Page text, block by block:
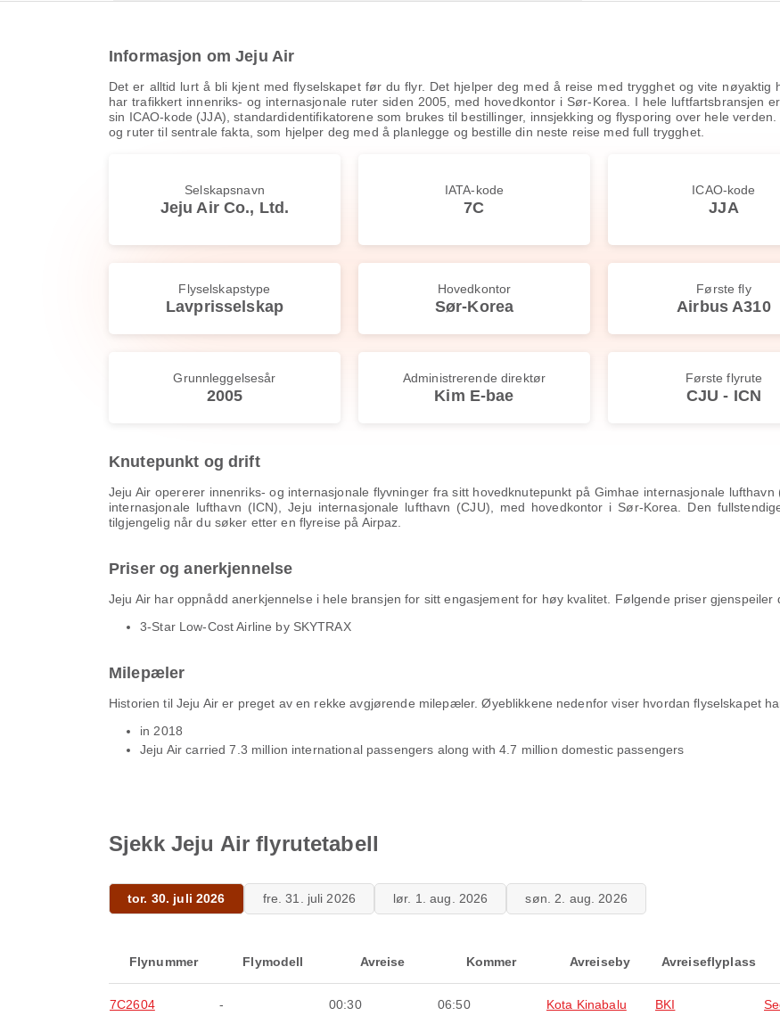
Informasjon om Jeju Air
Det er alltid lurt å bli kjent med flyselskapet før du flyr. Det hjelper deg med å reise med trygghet og vite nøyaktig
har trafikkert innenriks- og internasjonale ruter siden 2005, med hovedkontor i Sør-Korea. I hele luftfartsbransjen
sin ICAO-kode (JJA), standardidentifikatorene som brukes til bestillinger, innsjekking og flysporing over hele
og ruter til sentrale fakta, som hjelper deg med å planlegge og bestille din neste reise med full trygghet.
Selskapsnavn
Jeju Air Co., Ltd.
IATA-kode
7C
ICAO-kode
JJA
Flyselskapstype
Lavprisselskap
Hovedkontor
Sør-Korea
Første fly
Airbus A310
Grunnleggelsesår
2005
Administrerende direktør
Kim E-bae
Første flyrute
CJU - ICN
Knutepunkt og drift
Jeju Air opererer innenriks- og internasjonale flyvninger fra sitt hovedknutepunkt på Gimhae internasjonale
internasjonale lufthavn (ICN), Jeju internasjonale lufthavn (CJU), med hovedkontor i Sør-Korea. Den
tilgjengelig når du søker etter en flyreise på Airpaz.
Priser og anerkjennelse
Jeju Air har oppnådd anerkjennelse i hele bransjen for sitt engasjement for høy kvalitet. Følgende priser gjenspeiler
3-Star Low-Cost Airline by SKYTRAX
Milepæler
Historien til Jeju Air er preget av en rekke avgjørende milepæler. Øyeblikkene nedenfor viser hvordan flyselskapet
in 2018
Jeju Air carried 7.3 million international passengers along with 4.7 million domestic passengers
Sjekk Jeju Air flyrutetabell
tor. 30. juli 2026 fre. 31. juli 2026 lør. 1. aug. 2026 søn. 2. aug. 2026
Flynummer Flymodell Avreise Kommer Avreiseby Avreiseflyplass
7C2604 - 00:30 06:50 Kota Kinabalu BKI